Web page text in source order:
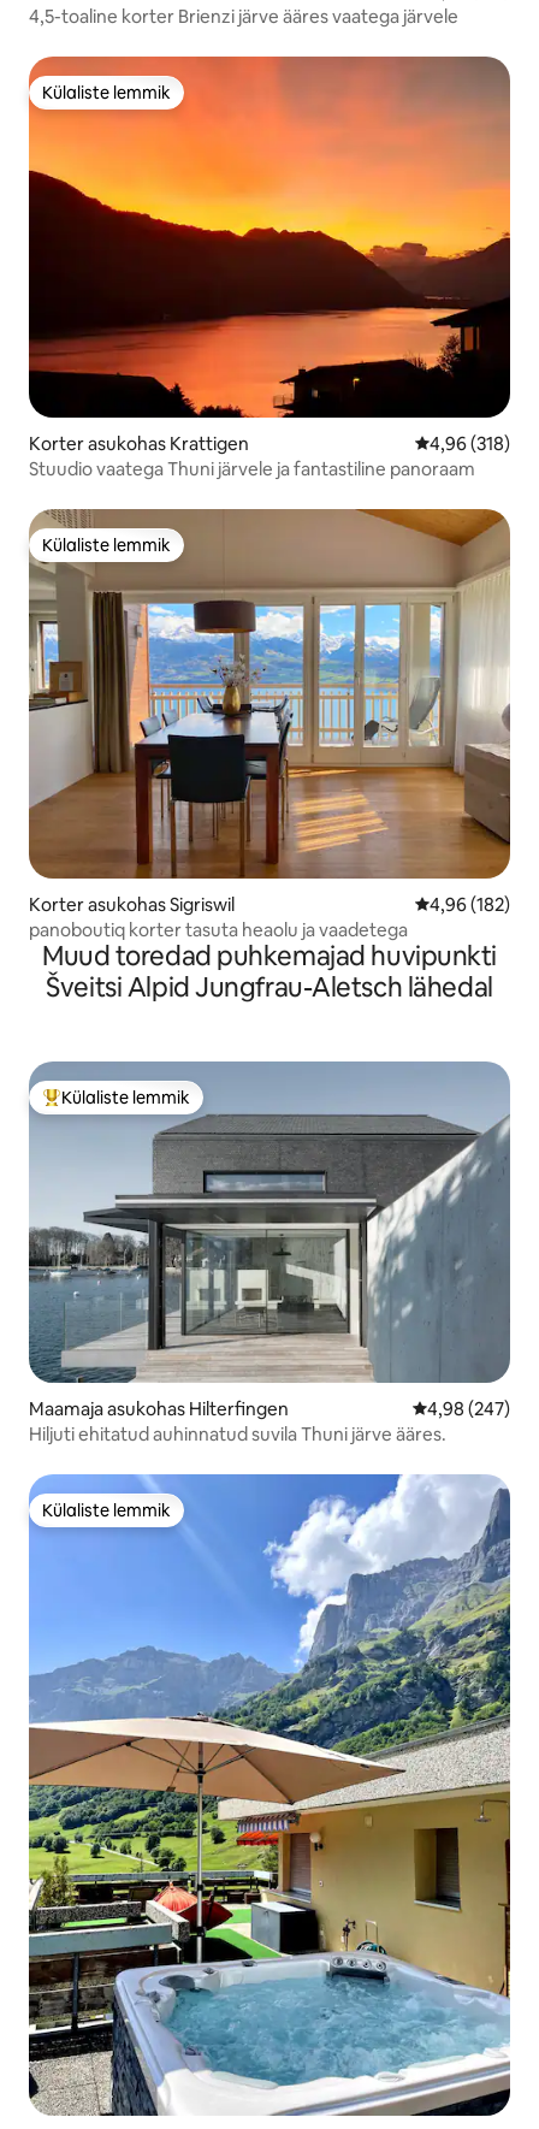
4,5-toaline korter Brienzi järve ääres vaatega järvele
Külaliste lemmik
Külaliste lemmik
Korter asukohas Krattigen Keskmine
4,96 (318)
Stuudio vaatega Thuni järvele ja fantastiline panoraam
Külaliste lemmik
Külaliste lemmik
Korter asukohas Sigriswil Keskmine
4,96 (182)
panoboutiq korter tasuta heaolu ja vaadetega
Muud toredad puhkemajad huvipunkti
Šveitsi Alpid Jungfrau-Aletsch lähedal
Külaliste suur lemmik
Külaliste lemmik
Maamaja asukohas Hilterfingen Keskmine
4,98 (247)
Hiljuti ehitatud auhinnatud suvila Thuni järve ääres.
Külaliste lemmik
Külaliste lemmik